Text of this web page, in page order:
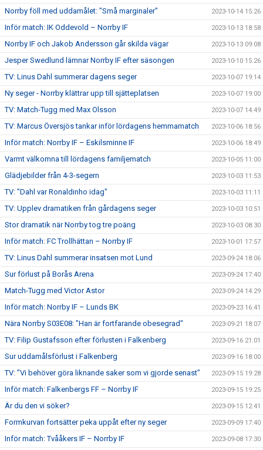
Norrby föll med uddamålet: "Små marginaler" 2023-10-14 15:26
Inför match: IK Oddevold – Norrby IF 2023-10-13 18:58
Norrby IF och Jakob Andersson går skilda vägar 2023-10-13 09:08
Jesper Swedlund lämnar Norrby IF efter säsongen 2023-10-10 15:26
TV: Linus Dahl summerar dagens seger 2023-10-07 19:14
Ny seger - Norrby klättrar upp till sjätteplatsen 2023-10-07 19:00
TV: Match-Tugg med Max Olsson 2023-10-07 14:49
TV: Marcus Översjös tankar inför lördagens hemmamatch 2023-10-06 18:56
Inför match: Norrby IF – Eskilsminne IF 2023-10-06 18:49
Varmt välkomna till lördagens familjematch 2023-10-05 11:00
Glädjebilder från 4-3-segern 2023-10-03 11:53
TV: "Dahl var Ronaldinho idag" 2023-10-03 11:11
TV: Upplev dramatiken från gårdagens seger 2023-10-03 10:51
Stor dramatik när Norrby tog tre poäng 2023-10-03 08:30
Inför match: FC Trollhättan – Norrby IF 2023-10-01 17:57
TV: Linus Dahl summerar insatsen mot Lund 2023-09-24 18:06
Sur förlust på Borås Arena 2023-09-24 17:40
Match-Tugg med Victor Astor 2023-09-24 14:29
Inför match: Norrby IF – Lunds BK 2023-09-23 16:41
Nära Norrby S03E08: "Han är fortfarande obesegrad" 2023-09-21 18:07
TV: Filip Gustafsson efter förlusten i Falkenberg 2023-09-16 21:01
Sur uddamålsförlust i Falkenberg 2023-09-16 18:00
TV: ”Vi behöver göra liknande saker som vi gjorde senast” 2023-09-15 19:28
Inför match: Falkenbergs FF – Norrby IF 2023-09-15 19:25
Är du den vi söker? 2023-09-15 12:41
Formkurvan fortsätter peka uppåt efter ny seger 2023-09-09 17:40
Inför match: Tvååkers IF – Norrby IF 2023-09-08 17:30